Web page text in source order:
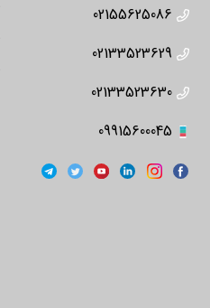
02155625086
02133523629
02133523630
09915600045